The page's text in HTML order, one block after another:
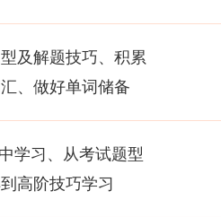
及解题技巧、积累
、做好单词储备
学习、从考试题型
高阶技巧学习